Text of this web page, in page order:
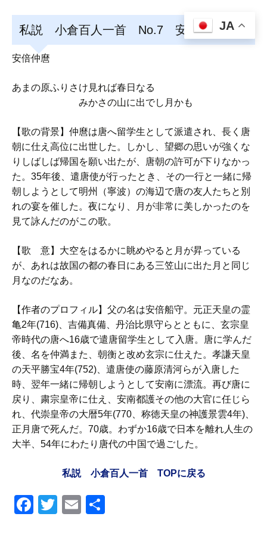
私説 小倉百人一首 No.7 安倍仲麿
安倍仲麿
あまの原ふりさけ見れば春日なる
みかさの山に出でし月かも
【歌の背景】仲麿は唐へ留学生として派遣され、長く唐
朝に仕え高位に出世した。しかし、望郷の思いが強くな
りしばしば帰国を願い出たが、唐朝の許可が下りなかっ
た。35年後、遣唐使が行ったとき、その一行と一緒に帰
朝しようとして明州（寧波）の海辺で唐の友人たちと別
れの宴を催した。夜になり、月が非常に美しかったのを
見て詠んだのがこの歌。
【歌 意】大空をはるかに眺めやると月が昇っている
が、あれは故国の都の春日にある三笠山に出た月と同じ
月なのだなあ。
【作者のプロフィル】父の名は安倍船守。元正天皇の霊
亀2年(716)、吉備真備、丹治比県守らとともに、玄宗皇
帝時代の唐へ16歳で遣唐留学生として入唐。唐に学んだ
後、名を仲満また、朝衡と改め玄宗に仕えた。孝謙天皇
の天平勝宝4年(752)、遣唐使の藤原清河らが入唐した
時、翌年一緒に帰朝しようとして安南に漂流。再び唐に
戻り、粛宗皇帝に仕え、安南都護その他の大官に任じら
れ、代崇皇帝の大暦5年(770、称徳天皇の神護景雲4年)、
正月唐で死んだ。70歳。わずか16歳で日本を離れ人生の
大半、54年にわたり唐代の中国で過ごした。
私説 小倉百人一首 TOPに戻る
F
T
E
JA